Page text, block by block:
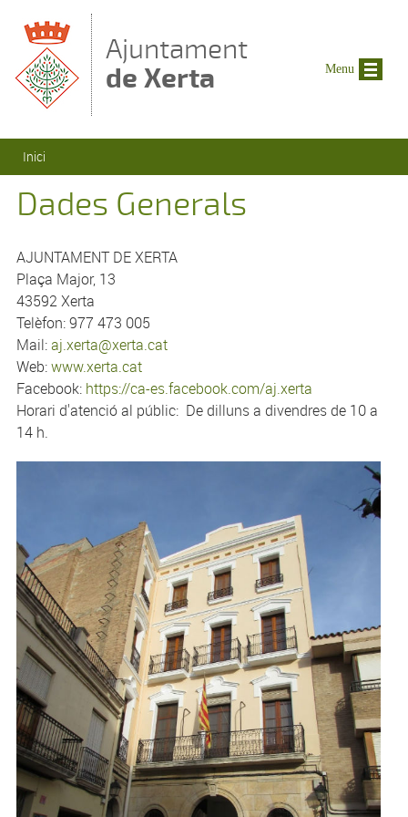
Ajuntament
de Xerta
Esteu aquí
Inici
Dades Generals
AJUNTAMENT DE XERTA
Plaça Major, 13
43592 Xerta
Telèfon: 977 473 005
Mail:aj.xerta@xerta.cat
Web:www.xerta.cat
Facebook: https://ca-es.facebook.com/aj.xerta
Horari d'atenció al públic: De dilluns a divendres de 10 a
14 h.
Menu